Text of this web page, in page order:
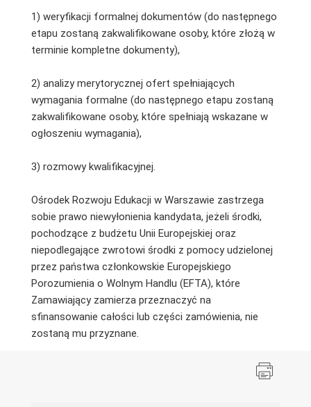
1) weryfikacji formalnej dokumentów (do następnego
etapu zostaną zakwalifikowane osoby, które złożą w
terminie kompletne dokumenty),
2) analizy merytorycznej ofert spełniających
wymagania formalne (do następnego etapu zostaną
zakwalifikowane osoby, które spełniają wskazane w
ogłoszeniu wymagania),
3) rozmowy kwalifikacyjnej.
Ośrodek Rozwoju Edukacji w Warszawie zastrzega
sobie prawo niewyłonienia kandydata, jeżeli środki,
pochodzące z budżetu Unii Europejskiej oraz
niepodlegające zwrotowi środki z pomocy udzielonej
przez państwa członkowskie Europejskiego
Porozumienia o Wolnym Handlu (EFTA), które
Zamawiający zamierza przeznaczyć na
sfinansowanie całości lub części zamówienia, nie
zostaną mu przyznane.